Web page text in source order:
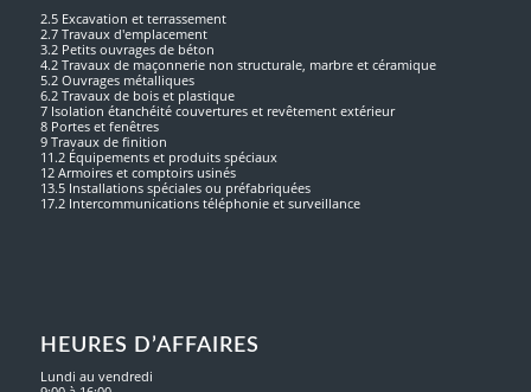
2.5 Excavation et terrassement
2.7 Travaux d'emplacement
3.2 Petits ouvrages de béton
4.2 Travaux de maçonnerie non structurale, marbre et céramique
5.2 Ouvrages métalliques
6.2 Travaux de bois et plastique
7 Isolation étanchéité couvertures et revêtement extérieur
8 Portes et fenêtres
9 Travaux de finition
11.2 Équipements et produits spéciaux
12 Armoires et comptoirs usinés
13.5 Installations spéciales ou préfabriquées
17.2 Intercommunications téléphonie et surveillance
HEURES D’AFFAIRES
Lundi au vendredi